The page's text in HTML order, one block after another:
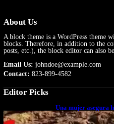
About Us
A block theme is a WordPress theme
blocks. Therefore, in addition to the
posts, etc.), the block editor can also
Email Us: johndoe@example.com
Contact: 823-899-4582
Editor Picks
Una mujer asegura
cuerpo a cuerpo